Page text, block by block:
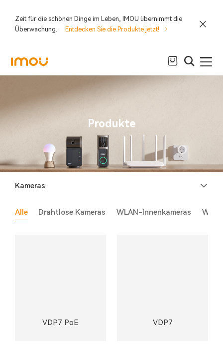
Zeit für die schönen Dinge im Leben, IMOU übernimmt die
Überwachung.
Entdecken Sie die Produkte jetzt!
Produkte
Kameras
Alle Drahtlose Kameras WLAN-Innenkameras
VDP7 PoE VDP7